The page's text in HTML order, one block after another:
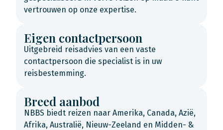
vertrouwen op onze expertise.
Eigen contactpersoon
Uitgebreid reisadvies van een vaste
contactpersoon die specialist is in uw
reisbestemming.
Breed aanbod
NBBS biedt reizen naar Amerika, Canada, Azië,
Afrika, Australië, Nieuw-Zeeland en Midden- &